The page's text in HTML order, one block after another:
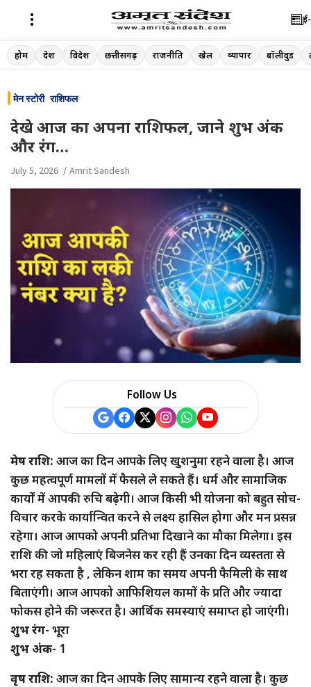
Skip
to
होम देश विदेश छत्तीसगढ़ राजनीति खेल व्यापार बॉलीवुड
मेन स्टोरी राशिफल
देखे आज का अपना राशिफल, जाने शुभ अंक
और रंग…
July 5, 2026 Amrit Sandesh
Follow Us
मेष राशि: आज का दिन आपके लिए खुशनुमा रहने वाला है। आज
कुछ महत्वपूर्ण मामलों में फैसले ले सकते हैं। धर्म और सामाजिक
कार्यों में आपकी रुचि बढ़ेगी। आज किसी भी योजना को बहुत सोच-
विचार करके कार्यान्वित करने से लक्ष्य हासिल होगा और मन प्रसन्न
रहेगा। आज आपको अपनी प्रतिभा दिखाने का मौका मिलेगा। इस
राशि की जो महिलाएं बिजनेस कर रही हैं उनका दिन व्यस्तता से
भरा रह सकता है , लेकिन शाम का समय अपनी फैमिली के साथ
बिताएंगी। आज आपको आफिशियल कामों के प्रति और ज्यादा
फोकस होने की जरूरत है। आर्थिक समस्याएं समाप्त हो जाएंगी।
शुभ रंग- भूरा
शुभ अंक- 1
वृष राशि: आज का दिन आपके लिए सामान्य रहने वाला है। कुछ